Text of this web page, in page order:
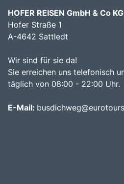
HOFER REISEN GmbH & Co KG
Hofer Straße 1
A-4642 Sattledt
Wir sind für sie da!
Sie erreichen uns telefonisch
täglich von 08:00 - 22:00 Uhr.
E-Mail: